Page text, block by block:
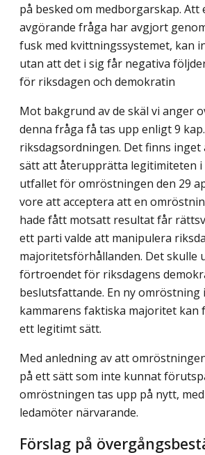
på besked om medborgarskap. Att
avgörande fråga har avgjort
fusk med kvittningssystemet, kan
utan att det i sig får negativa
för riksdagen och demokratin
Mot bakgrund av de skäl vi anger
denna fråga få tas upp enligt 9
riksdagsordningen. Det finns
sätt att återupprätta legitimiteten i
utfallet för omröstningen den 29
vore att acceptera att en
hade fått motsatt resultat får
ett parti valde att manipulera
majoritetsförhållanden. Det skulle
förtroendet för riksdagens
beslutsfattande. En ny
kammarens faktiska majoritet kan
ett legitimt sätt.
Med anledning av att
på ett sätt som inte kunnat
omröstningen tas upp på nytt,
ledamöter närvarande.
Förslag på